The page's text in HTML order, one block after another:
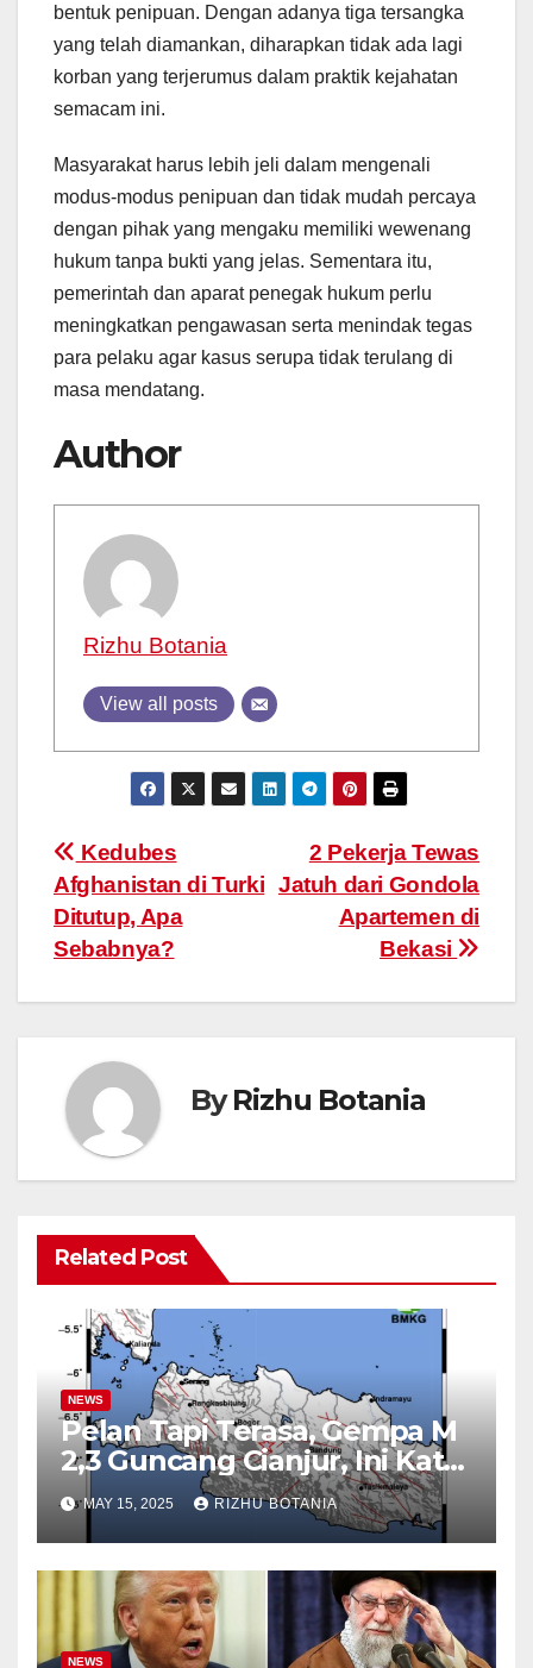
bentuk penipuan. Dengan adanya tiga tersangka
yang telah diamankan, diharapkan tidak ada lagi
korban yang terjerumus dalam praktik kejahatan
semacam ini.
Masyarakat harus lebih jeli dalam mengenali
modus-modus penipuan dan tidak mudah percaya
dengan pihak yang mengaku memiliki wewenang
hukum tanpa bukti yang jelas. Sementara itu,
pemerintah dan aparat penegak hukum perlu
meningkatkan pengawasan serta menindak tegas
para pelaku agar kasus serupa tidak terulang di
masa mendatang.
Author
Rizhu Botania
View all posts
Post
navigation
2 Pekerja Tewas
Jatuh dari Gondola
Apartemen di
Bekasi
Kedubes
Afghanistan di Turki
Ditutup, Apa
Sebabnya?
ByRizhu Botania
Related Post
NEWS
Pelan Tapi Terasa, Gempa M
2,3 Guncang Cianjur, Ini Kata
BMKG
MAY 15, 2025 RIZHU BOTANIA
NEWS